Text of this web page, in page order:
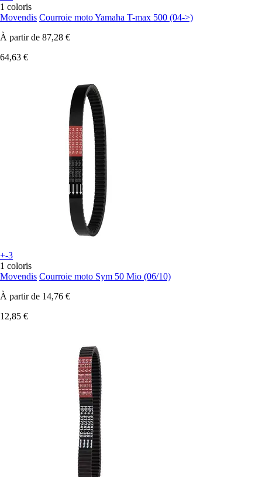
1 coloris
Movendis Courroie moto Yamaha T-max 500 (04->)
À partir de 87,28 €
64,63 €
+-3
1 coloris
Movendis Courroie moto Sym 50 Mio (06/10)
À partir de 14,76 €
12,85 €